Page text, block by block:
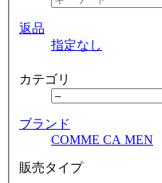
返品
指定なし
カテゴリ
ブランド
COMME CA MEN
販売タイプ